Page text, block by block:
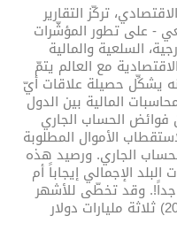
تركّز التقارير
- على تطور المؤشّرات
السلعية والمالية
مع العالم يتمّ
يشكِّل حصيلة علاقات أيّ
المالية بين الدول
فوائض الحساب الجاري
الأموال المطلوبة
الجاري. ورصيد هذه
الإجمالي إيجاباً أم
جداً!. وقد تخطّى للأشهر
العشرة الأولى من العام الجاري (2018) ثلاثة مليارات دولار